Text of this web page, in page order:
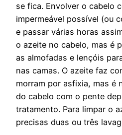
se fica. Envolver o cabelo
impermeável possível (ou
e passar várias horas
o azeite no cabelo, mas é
as almofadas e lençóis
nas camas. O azeite faz
morram por asfixia, mas é
do cabelo com o pente
tratamento. Para limpar o
precisas duas ou três